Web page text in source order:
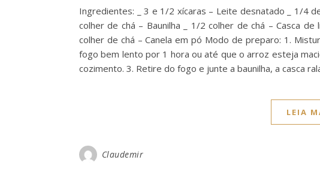
Ingredientes: _ 3 e 1/2 xícaras – Leite desnatado _ 1/4
colher de chá – Baunilha _ 1/2 colher de chá – Casca
colher de chá – Canela em pó Modo de preparo: 1.
fogo bem lento por 1 hora ou até que o arroz esteja
cozimento. 3. Retire do fogo e junte a baunilha, a casca
LEIA
Claudemir